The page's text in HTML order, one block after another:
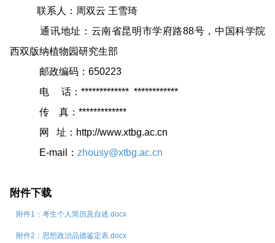
联系人：周双云 王雪琦
通讯地址：云南省昆明市学府路88号，中国科学院
西双版纳植物园研究生部
邮政编码：650223
电 话：************* ************
传 真：*************
网 址： http://www.xtbg.ac.cn
E-mail
： zhousy@xtbg.ac.cn
附件下载
附件1：考生个人简历及自述.docx
附件2：思想政治品德鉴定表.docx